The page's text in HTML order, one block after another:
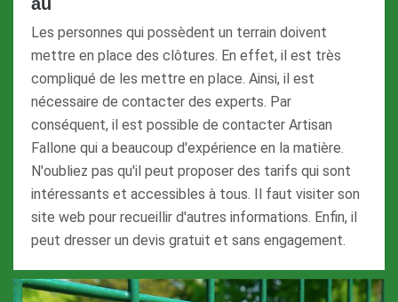
Les personnes qui possèdent un terrain doivent
mettre en place des clôtures. En effet, il est très
compliqué de les mettre en place. Ainsi, il est
nécessaire de contacter des experts. Par
conséquent, il est possible de contacter Artisan
Fallone qui a beaucoup d'expérience en la matière.
N'oubliez pas qu'il peut proposer des tarifs qui sont
intéressants et accessibles à tous. Il faut visiter son
site web pour recueillir d'autres informations. Enfin, il
peut dresser un devis gratuit et sans engagement.